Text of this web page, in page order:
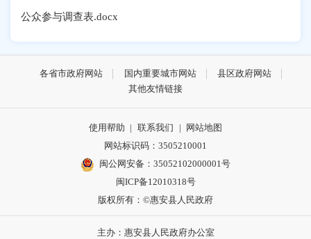
公众参与调查表.docx
各省市政府网站 国内重要城市网站
县区政府网站
其他友情链接
使用帮助 | 联系我们 |
网站地图
网站标识码：3505210001
闽公网安备：35052102000001号
闽ICP备12010318号
版权所有：©惠安县人民政府
主办：惠安县人民政府办公室